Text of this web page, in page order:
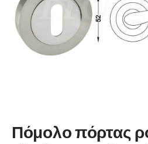
Πόμολο πόρτας